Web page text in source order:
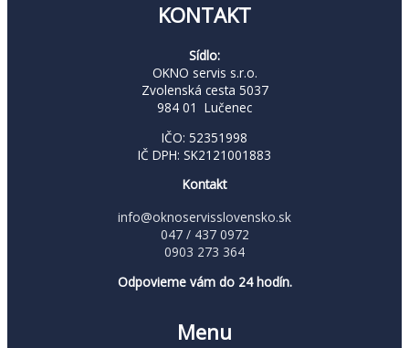
KONTAKT
Sídlo:
OKNO servis s.r.o.
Zvolenská cesta 5037
984 01 Lučenec
IČO: 52351998
IČ DPH: SK2121001883
Kontakt
info@oknoservisslovensko.sk
047 / 437 0972
0903 273 364
Odpovieme vám do 24 hodín.
Menu